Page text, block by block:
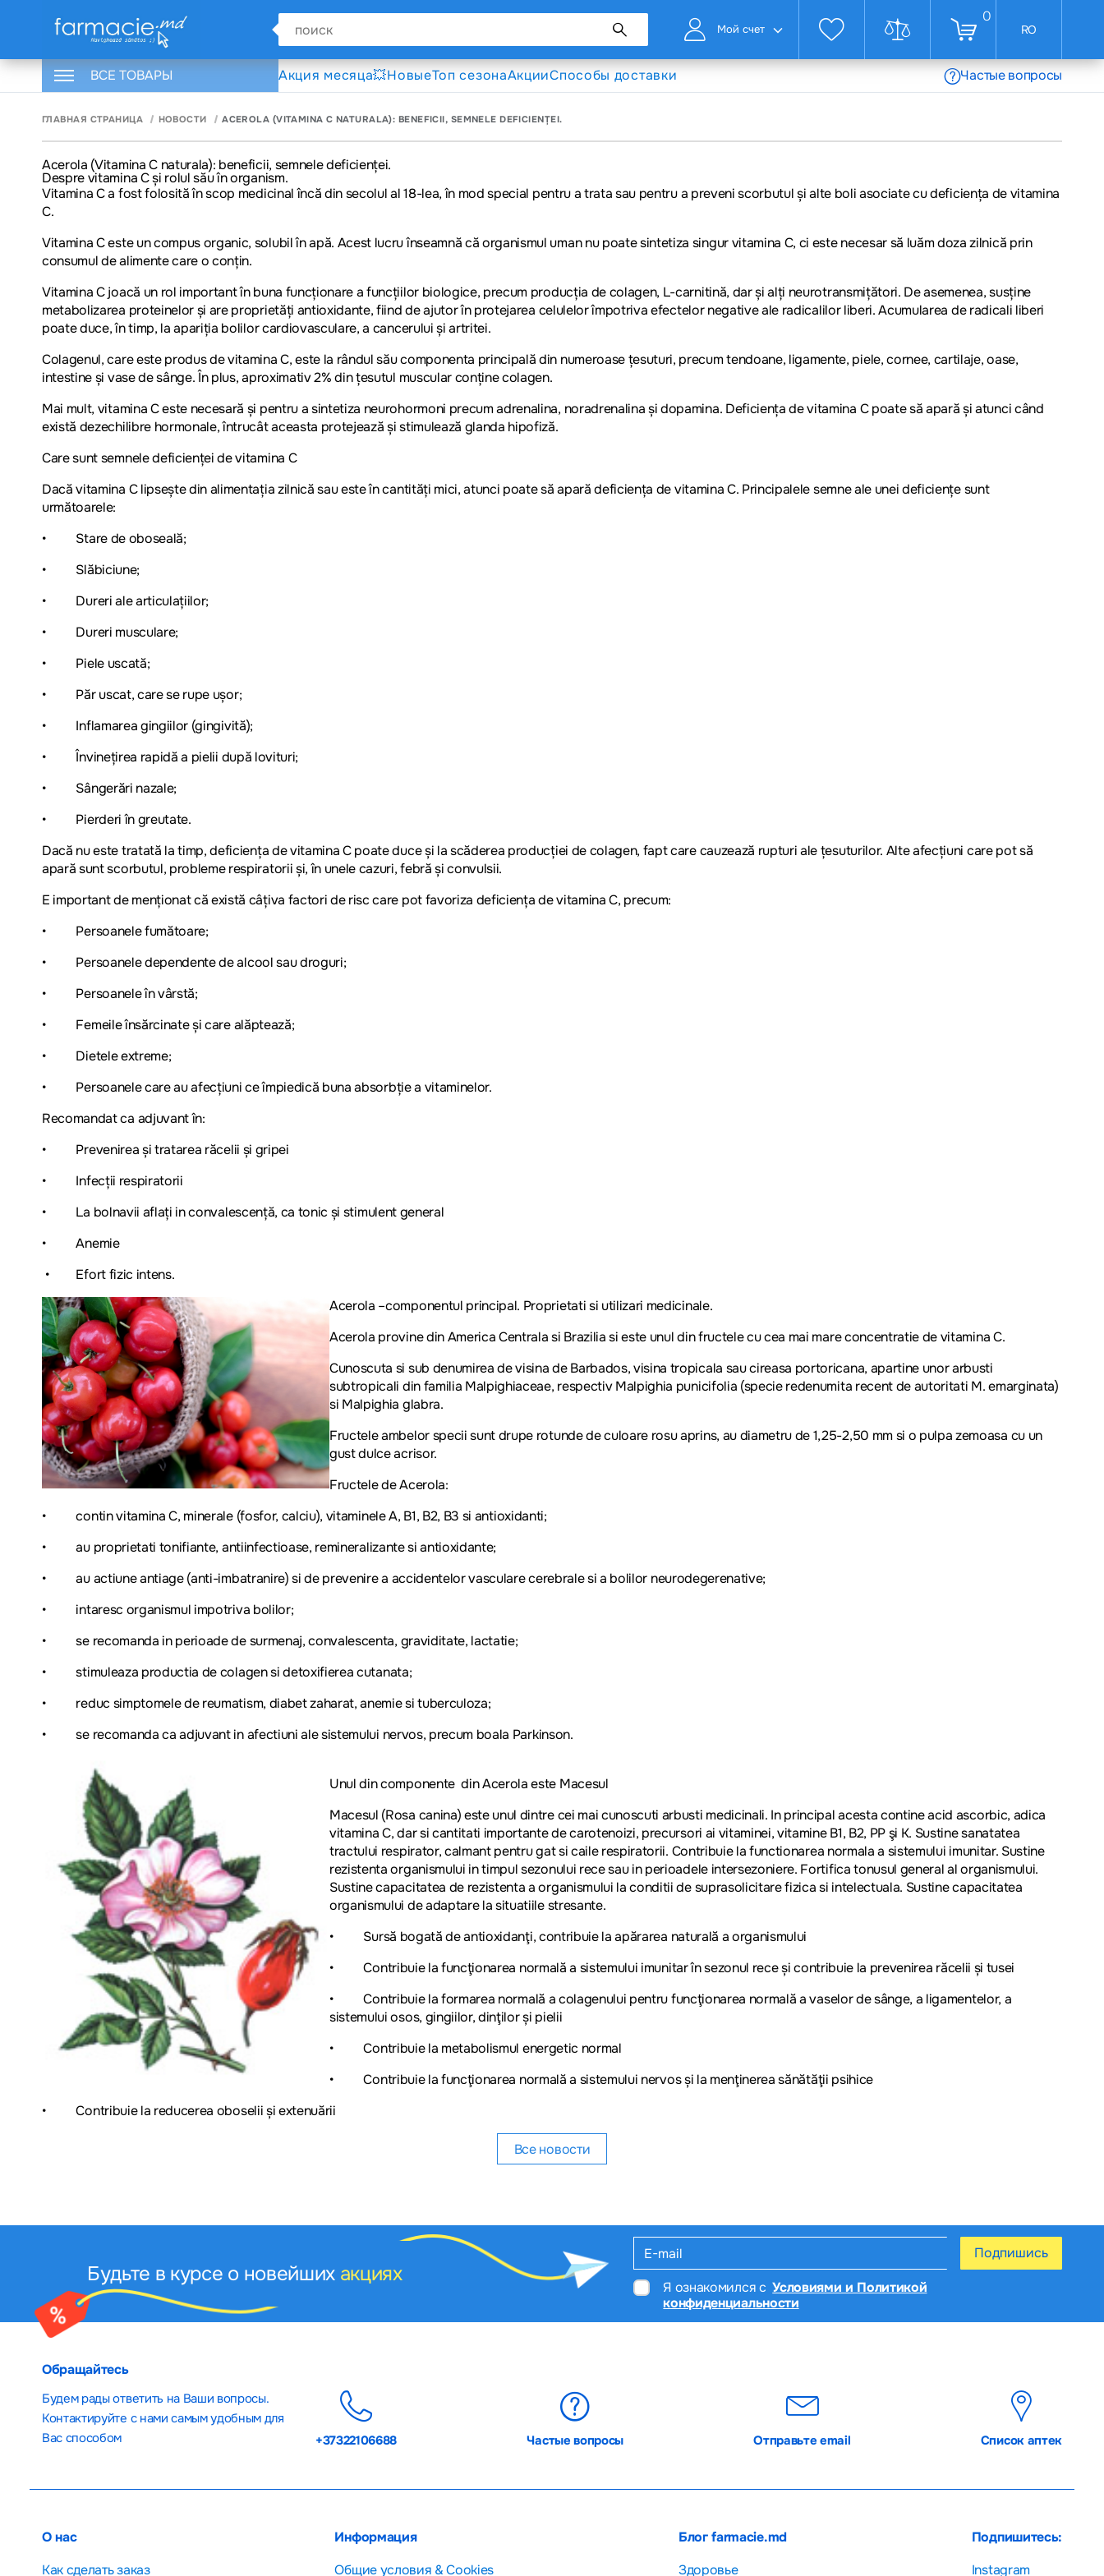
Мой счет
0
RO
ВСЕ ТОВАРЫ Акция месяца💥НовыеТоп сезонаАкцииСпособы доставки Частые вопросы
ГЛАВНАЯ СТРАНИЦА НОВОСТИ ACEROLA (VITAMINA C NATURALA): BENEFICII, SEMNELE DEFICIENȚEI.
Acerola (Vitamina C naturala): beneficii, semnele deficienței.
Despre vitamina C și rolul său în organism.
Vitamina C a fost folosită în scop medicinal încă din secolul al 18-lea, în mod special pentru a trata sau pentru a preveni scorbutul și alte boli asociate cu deficiența de vitamina
C.
Vitamina C este un compus organic, solubil în apă. Acest lucru înseamnă că organismul uman nu poate sintetiza singur vitamina C, ci este necesar să luăm doza zilnică prin
consumul de alimente care o conțin.
Vitamina C joacă un rol important în buna funcționare a funcțiilor biologice, precum producția de colagen, L-carnitină, dar și alți neurotransmițători. De asemenea, susține
metabolizarea proteinelor și are proprietăți antioxidante, fiind de ajutor în protejarea celulelor împotriva efectelor negative ale radicalilor liberi. Acumularea de radicali liberi
poate duce, în timp, la apariția bolilor cardiovasculare, a cancerului și artritei.
Colagenul, care este produs de vitamina C, este la rândul său componenta principală din numeroase țesuturi, precum tendoane, ligamente, piele, cornee, cartilaje, oase,
intestine și vase de sânge. În plus, aproximativ 2% din țesutul muscular conține colagen.
Mai mult, vitamina C este necesară și pentru a sintetiza neurohormoni precum adrenalina, noradrenalina și dopamina. Deficiența de vitamina C poate să apară și atunci când
există dezechilibre hormonale, întrucât aceasta protejează și stimulează glanda hipofiză.
Care sunt semnele deficienței de vitamina C
Dacă vitamina C lipsește din alimentația zilnică sau este în cantități mici, atunci poate să apară deficiența de vitamina C. Principalele semne ale unei deficiențe sunt
următoarele:
• Stare de oboseală;
• Slăbiciune;
• Dureri ale articulațiilor;
• Dureri musculare;
• Piele uscată;
• Păr uscat, care se rupe ușor;
• Inflamarea gingiilor (gingivită);
• Învinețirea rapidă a pielii după lovituri;
• Sângerări nazale;
• Pierderi în greutate.
Dacă nu este tratată la timp, deficiența de vitamina C poate duce și la scăderea producției de colagen, fapt care cauzează rupturi ale țesuturilor. Alte afecțiuni care pot să
apară sunt scorbutul, probleme respiratorii și, în unele cazuri, febră și convulsii.
E important de menționat că există câțiva factori de risc care pot favoriza deficiența de vitamina C, precum:
• Persoanele fumătoare;
• Persoanele dependente de alcool sau droguri;
• Persoanele în vârstă;
• Femeile însărcinate și care alăptează;
• Dietele extreme;
• Persoanele care au afecțiuni ce împiedică buna absorbție a vitaminelor.
Recomandat ca adjuvant în:
• Prevenirea și tratarea răcelii și gripei
• Infecții respiratorii
• La bolnavii aflați in convalescență, ca tonic și stimulent general
• Anemie
• Efort fizic intens.
Acerola –componentul principal. Proprietati si utilizari medicinale.
Acerola provine din America Centrala si Brazilia si este unul din fructele cu cea mai mare concentratie de vitamina C.
Cunoscuta si sub denumirea de visina de Barbados, visina tropicala sau cireasa portoricana, apartine unor arbusti
subtropicali din familia Malpighiaceae, respectiv Malpighia punicifolia (specie redenumita recent de autoritati M. emarginata)
si Malpighia glabra.
Fructele ambelor specii sunt drupe rotunde de culoare rosu aprins, au diametru de 1,25-2,50 mm si o pulpa zemoasa cu un
gust dulce acrisor.
Fructele de Acerola:
• contin vitamina C, minerale (fosfor, calciu), vitaminele A, B1, B2, B3 si antioxidanti;
• au proprietati tonifiante, antiinfectioase, remineralizante si antioxidante;
• au actiune antiage (anti-imbatranire) si de prevenire a accidentelor vasculare cerebrale si a bolilor neurodegerenative;
• intaresc organismul impotriva bolilor;
• se recomanda in perioade de surmenaj, convalescenta, graviditate, lactatie;
• stimuleaza productia de colagen si detoxifierea cutanata;
• reduc simptomele de reumatism, diabet zaharat, anemie si tuberculoza;
• se recomanda ca adjuvant in afectiuni ale sistemului nervos, precum boala Parkinson.
Unul din componente dinAcerolaeste Macesul
Macesul (Rosa canina) este unul dintre cei mai cunoscuti arbusti medicinali. In principal acesta contine acid ascorbic, adica
vitamina C, dar si cantitati importante de carotenoizi, precursori ai vitaminei, vitamine B1, B2, PP şi K. Sustine sanatatea
tractului respirator, calmant pentru gat si caile respiratorii. Contribuie la functionarea normala a sistemului imunitar. Sustine
rezistenta organismului in timpul sezonului rece sau in perioadele intersezoniere. Fortifica tonusul general al organismului.
Sustine capacitatea de rezistenta a organismului la conditii de suprasolicitare fizica si intelectuala. Sustine capacitatea
organismului de adaptare la situatiile stresante.
• Sursă bogată de antioxidanţi, contribuie la apărarea naturală a organismului
• Contribuie la funcţionarea normală a sistemului imunitar în sezonul rece și contribuie la prevenirea răcelii și tusei
• Contribuie la formarea normală a colagenului pentru funcţionarea normală a vaselor de sânge, a ligamentelor, a
sistemului osos, gingiilor, dinţilor și pielii
• Contribuie la metabolismul energetic normal
• Contribuie la funcţionarea normală a sistemului nervos și la menţinerea sănătăţii psihice
• Contribuie la reducerea oboselii și extenuării
Все новости
Будьте в курсе о новейших акциях
Я ознакомился с Условиями и Политикой
конфиденциальности
Подпишись
Обращайтесь
Будем рады ответить на Ваши вопросы.
Контактируйте с нами самым удобным для
Вас способом
+37322106688 Частые вопросы Отправьте email Список аптек
О нас
Как сделать заказ
Информация
Общие условия & Cookies
Блог farmacie.md
Здоровье
Подпишитесь:
Instagram